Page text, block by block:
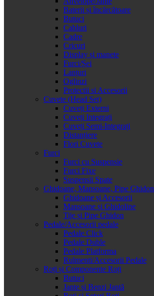
Baterii și încărcătoare
Butuci
Cabluri
Cadre
Cricuri
Display și manete
Furci/Șei
Lanțuri
Oglinzi
Protectii si Accesorii
Cuvete (Head Set)
Cuveți Externi
Cuveți Integrați
Cuveți Semi-Integrați
Distanțiere
Flori Cuvete
Furci
Furci cu Suspensie
Furci Fixe
Suspensii Spate
Ghidoane, Mansoane, Pipe Ghidon
Ghidoane și Accesorii
Mansoane și Ghidoline
Tije și Pipe Ghidon
Pedale/Accesorii pedale
Pedale Click
Pedale Duble
Pedale Platforma
Rulmenti/Accesorii Pedale
Roți și Componente Roți
Butuci
Jante și Benzi Jantă